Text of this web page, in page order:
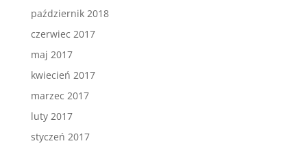
październik 2018
czerwiec 2017
maj 2017
kwiecień 2017
marzec 2017
luty 2017
styczeń 2017